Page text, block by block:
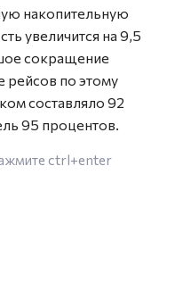
накопительную
увеличится на 9,5
сокращение
рейсов по этому
составляло 92
95 процентов.
ctrl+enter